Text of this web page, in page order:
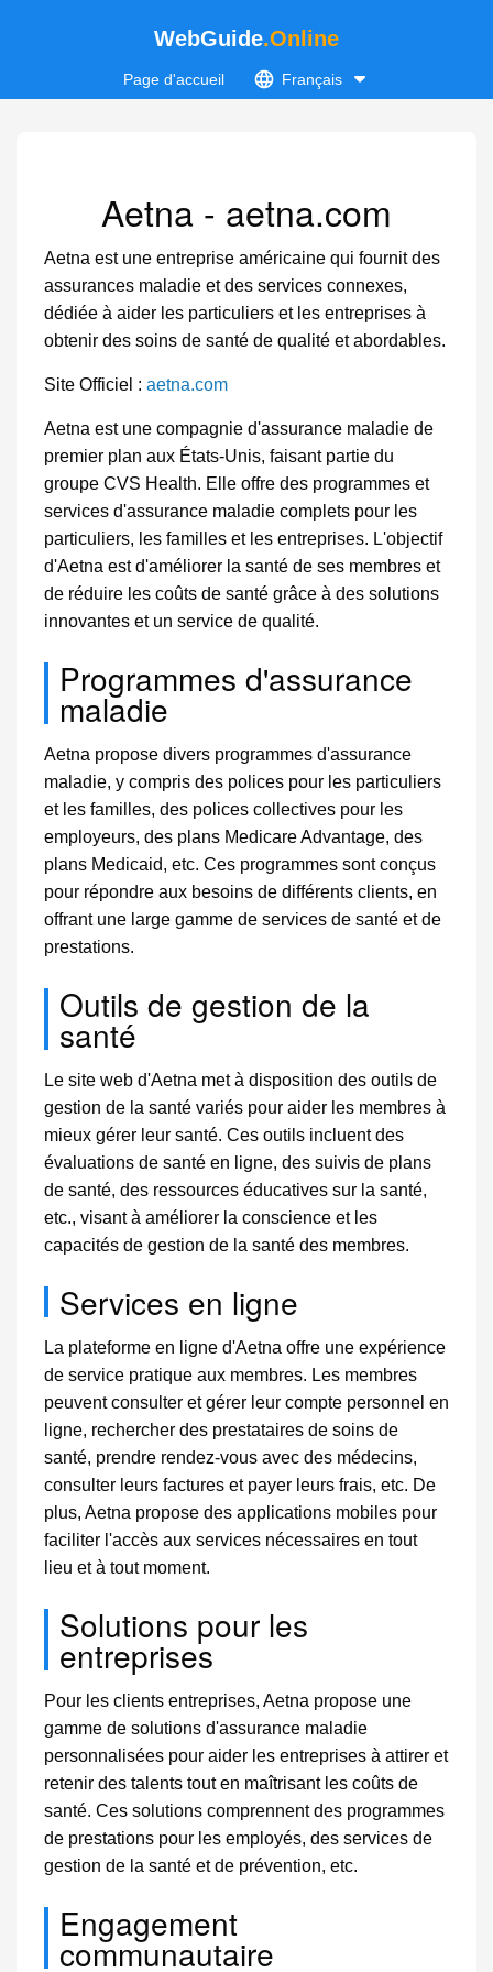
WebGuide.Online
Page d'accueil Français
Aetna - aetna.com
Aetna est une entreprise américaine qui fournit des
assurances maladie et des services connexes,
dédiée à aider les particuliers et les entreprises à
obtenir des soins de santé de qualité et abordables.
Site Officiel : aetna.com
Aetna est une compagnie d'assurance maladie de
premier plan aux États-Unis, faisant partie du
groupe CVS Health. Elle offre des programmes et
services d'assurance maladie complets pour les
particuliers, les familles et les entreprises. L'objectif
d'Aetna est d'améliorer la santé de ses membres et
de réduire les coûts de santé grâce à des solutions
innovantes et un service de qualité.
Programmes d'assurance
maladie
Aetna propose divers programmes d'assurance
maladie, y compris des polices pour les particuliers
et les familles, des polices collectives pour les
employeurs, des plans Medicare Advantage, des
plans Medicaid, etc. Ces programmes sont conçus
pour répondre aux besoins de différents clients, en
offrant une large gamme de services de santé et de
prestations.
Outils de gestion de la
santé
Le site web d'Aetna met à disposition des outils de
gestion de la santé variés pour aider les membres à
mieux gérer leur santé. Ces outils incluent des
évaluations de santé en ligne, des suivis de plans
de santé, des ressources éducatives sur la santé,
etc., visant à améliorer la conscience et les
capacités de gestion de la santé des membres.
Services en ligne
La plateforme en ligne d'Aetna offre une expérience
de service pratique aux membres. Les membres
peuvent consulter et gérer leur compte personnel en
ligne, rechercher des prestataires de soins de
santé, prendre rendez-vous avec des médecins,
consulter leurs factures et payer leurs frais, etc. De
plus, Aetna propose des applications mobiles pour
faciliter l'accès aux services nécessaires en tout
lieu et à tout moment.
Solutions pour les
entreprises
Pour les clients entreprises, Aetna propose une
gamme de solutions d'assurance maladie
personnalisées pour aider les entreprises à attirer et
retenir des talents tout en maîtrisant les coûts de
santé. Ces solutions comprennent des programmes
de prestations pour les employés, des services de
gestion de la santé et de prévention, etc.
Engagement
communautaire